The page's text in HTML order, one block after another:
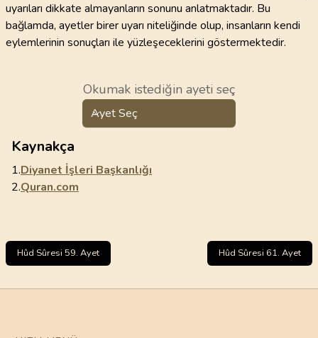
uyarıları dikkate almayanların sonunu anlatmaktadır. Bu
bağlamda, ayetler birer uyarı niteliğinde olup, insanların kendi
eylemlerinin sonuçları ile yüzleşeceklerini göstermektedir.
Okumak istediğin ayeti seç
Ayet Seç
Kaynakça
1.Diyanet İşleri Başkanlığı
2.Quran.com
Hûd Sûresi 59. Ayet Hûd Sûresi 61. Ayet